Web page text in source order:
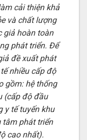
cải thiện khả
và chất lượng
giả hoàn toàn
phát triển. Để
đề xuất phát
nhiều cấp độ
gồm: hệ thống
(cấp độ đầu
y tế tuyến khu
tâm phát triển
cao nhất).